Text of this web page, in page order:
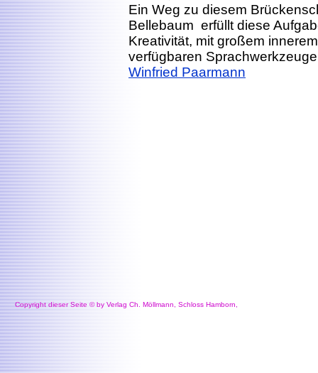
Ein Weg zu diesem
Bellebaum erfüllt diese
Kreativität, mit großem
verfügbaren
Winfried Paarmann
Copyright dieser Seite © by Verlag Ch. Möllmann, Schloss Hamborn,